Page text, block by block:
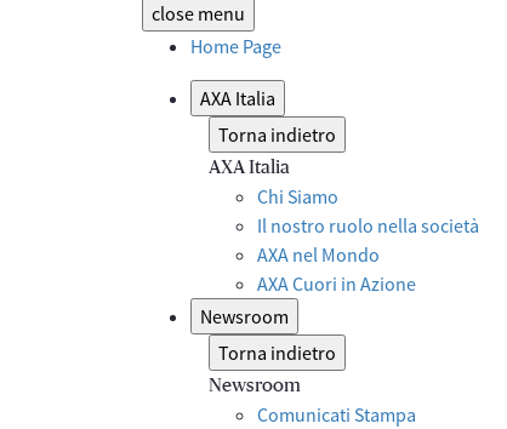
close menu
Home Page
AXA Italia
Torna indietro
AXA Italia
Chi Siamo
Il nostro ruolo nella società
AXA nel Mondo
AXA Cuori in Azione
Newsroom
Torna indietro
Newsroom
Comunicati Stampa